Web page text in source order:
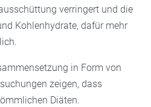
verringert und die
Kohlenhydrate, dafür mehr
in Form von
zeigen, dass
Diäten.